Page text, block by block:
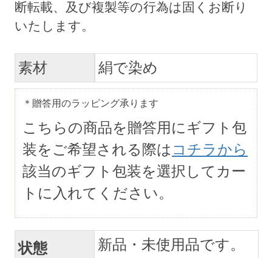
素材 絹で染め
＊贈答用のラッピング承ります
こちらの商品を贈答用にギフト包
装をご希望される際は コチラから
該当のギフト包装を選択してカー
トに入れてください。
状態 新品・未使用品です。